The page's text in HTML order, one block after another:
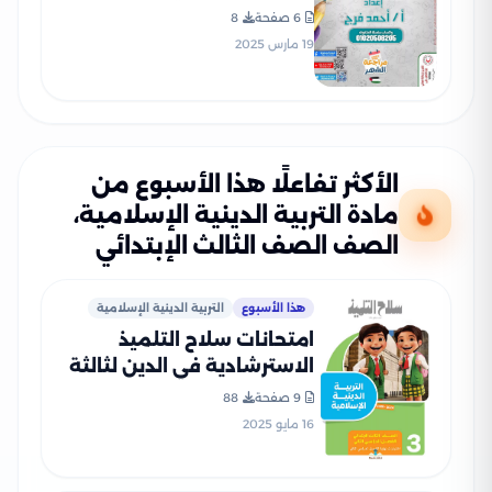
الدينية لثالثه ابتدائي الترم
الثاني 2025 بصيغة PDF
6 صفحة
8
19 مارس 2025
الأكثر تفاعلًا هذا الأسبوع من
مادة التربية الدينية الإسلامية،
الصف الصف الثالث الإبتدائي
هذا الأسبوع التربية الدينية الإسلامية
امتحانات سلاح التلميذ
الاسترشادية في الدين لثالثة
بالاجابات
9 صفحة
88
16 مايو 2025